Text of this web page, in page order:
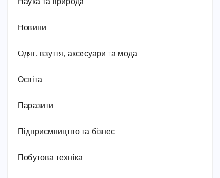
Наука та природа
Новини
Одяг, взуття, аксесуари та мода
Освіта
Паразити
Підприємництво та бізнес
Побутова техніка